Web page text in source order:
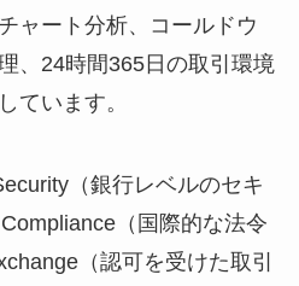
ャート分析、コールドウ
、24時間365日の取引環境
ています。
（銀行レベルのセキ
（国際的な法令
（認可を受けた取引